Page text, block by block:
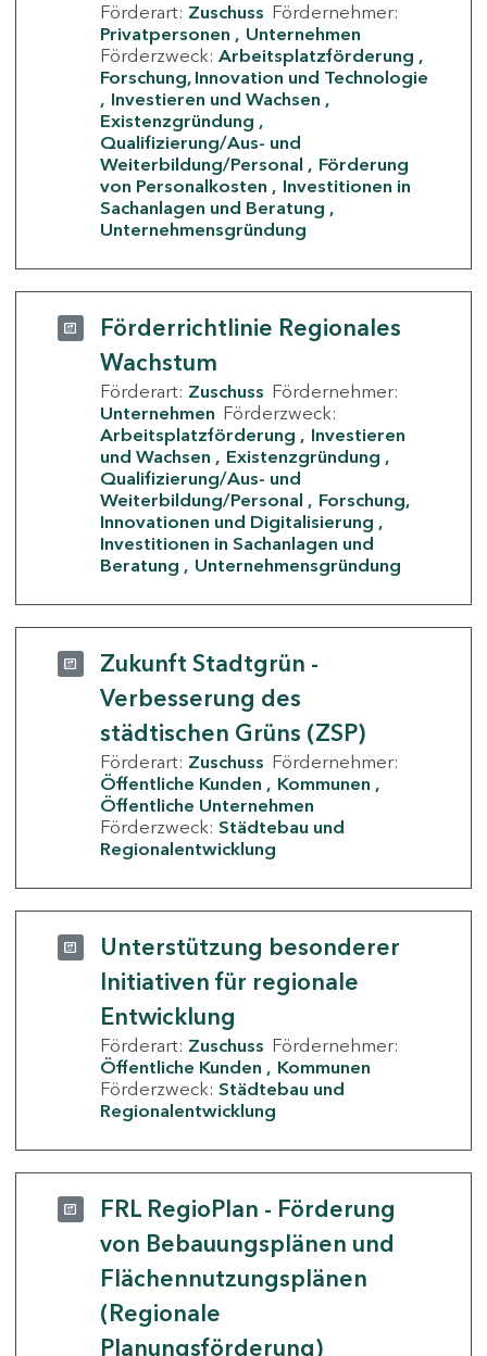
Förderart: Zuschuss Fördernehmer:
Privatpersonen
Unternehmen
Förderzweck: Arbeitsplatzförderung
Forschung, Innovation und Technologie
Investieren und Wachsen
Existenzgründung
Qualifizierung/Aus- und
Weiterbildung/Personal
Förderung
von Personalkosten
Investitionen in
Sachanlagen und Beratung
Unternehmensgründung
Förderrichtlinie Regionales
Wachstum
Förderart: Zuschuss Fördernehmer:
Unternehmen Förderzweck:
Arbeitsplatzförderung
Investieren
und Wachsen
Existenzgründung
Qualifizierung/Aus- und
Weiterbildung/Personal
Forschung,
Innovationen und Digitalisierung
Investitionen in Sachanlagen und
Beratung
Unternehmensgründung
Zukunft Stadtgrün -
Verbesserung des
städtischen Grüns (ZSP)
Förderart: Zuschuss Fördernehmer:
Öffentliche Kunden
Kommunen
Öffentliche Unternehmen
Förderzweck: Städtebau und
Regionalentwicklung
Unterstützung besonderer
Initiativen für regionale
Entwicklung
Förderart: Zuschuss Fördernehmer:
Öffentliche Kunden
Kommunen
Förderzweck: Städtebau und
Regionalentwicklung
FRL RegioPlan - Förderung
von Bebauungsplänen und
Flächennutzungsplänen
(Regionale
Planungsförderung)